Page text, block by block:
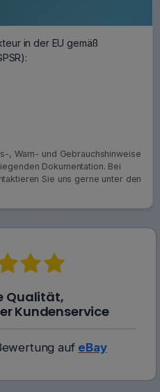
in der EU gemäß
, Warn- und Gebrauchshinweise
Dokumentation. Bei
Sie uns gerne unter den
Qualität,
Kundenservice
auf eBay